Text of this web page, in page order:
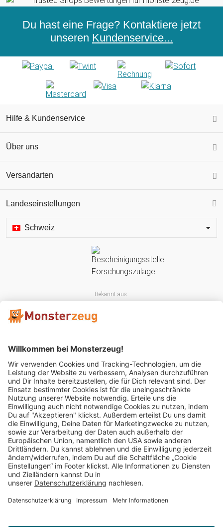
Du hast eine Frage? Kontaktiere jetzt
unseren Kundenservice...
Hilfe & Kundenservice
Über uns
Versandarten
Landeseinstellungen
Schweiz
Bekannt aus:
Mitglied im:
Impressum AGB Widerrufsbelehrung